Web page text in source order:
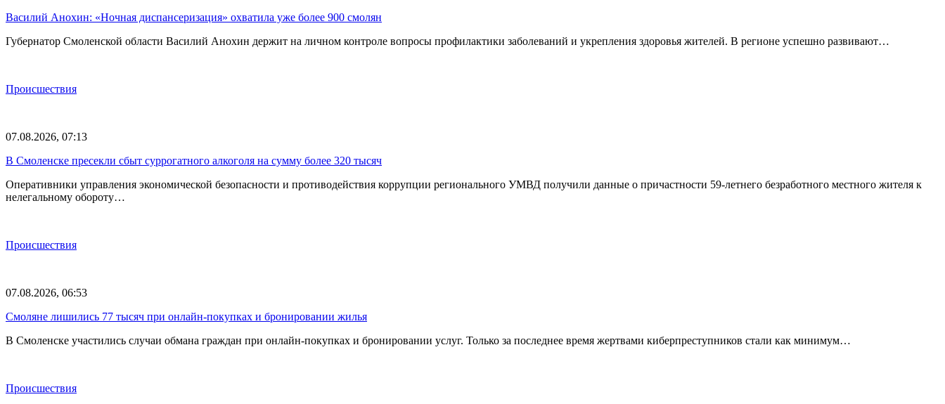
Василий Анохин: «Ночная диспансеризация» охватила уже более 900 смолян
Губернатор Смоленской области Василий Анохин держит на личном контроле вопросы профилактики заболеваний и укрепления здоровья жителей. В регионе успешно развивают…
Происшествия
07.08.2026, 07:13
В Смоленске пресекли сбыт суррогатного алкоголя на сумму более 320 тысяч
Оперативники управления экономической безопасности и противодействия коррупции регионального УМВД получили данные о причастности 59-летнего безработного местного жителя к
нелегальному обороту…
Происшествия
07.08.2026, 06:53
Смоляне лишились 77 тысяч при онлайн-покупках и бронировании жилья
В Смоленске участились случаи обмана граждан при онлайн-покупках и бронировании услуг. Только за последнее время жертвами киберпреступников стали как минимум…
Происшествия